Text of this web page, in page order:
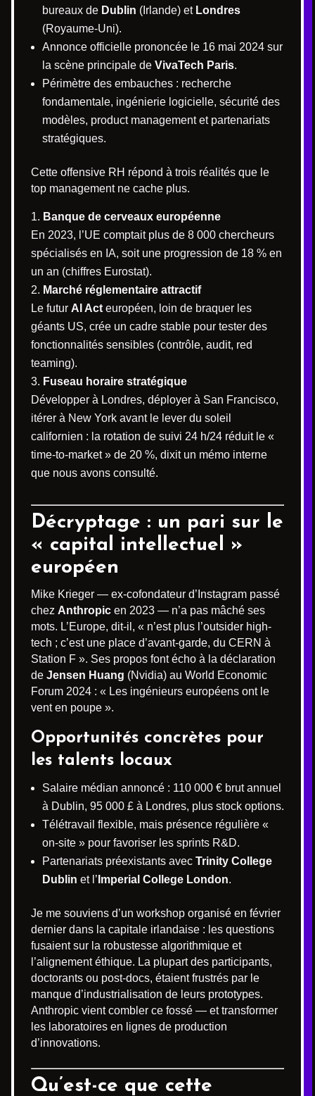
bureaux de Dublin (Irlande) et Londres
(Royaume-Uni).
Annonce officielle prononcée le 16 mai 2024 sur
la scène principale de VivaTech Paris.
Périmètre des embauches : recherche
fondamentale, ingénierie logicielle, sécurité des
modèles, product management et partenariats
stratégiques.
Cette offensive RH répond à trois réalités que le
top management ne cache plus.
Banque de cerveaux européenne
En 2023, l’UE comptait plus de 8 000 chercheurs
spécialisés en IA, soit une progression de 18 % en
un an (chiffres Eurostat).
Marché réglementaire attractif
Le futur AI Act européen, loin de braquer les
géants US, crée un cadre stable pour tester des
fonctionnalités sensibles (contrôle, audit, red
teaming).
Fuseau horaire stratégique
Développer à Londres, déployer à San Francisco,
itérer à New York avant le lever du soleil
californien : la rotation de suivi 24 h/24 réduit le «
time-to-market » de 20 %, dixit un mémo interne
que nous avons consulté.
Décryptage : un pari sur le
« capital intellectuel »
européen
Mike Krieger — ex-cofondateur d’Instagram passé
chez Anthropic en 2023 — n’a pas mâché ses
mots. L’Europe, dit-il, « n’est plus l’outsider high-
tech ; c’est une place d’avant-garde, du CERN à
Station F ». Ses propos font écho à la déclaration
de Jensen Huang (Nvidia) au World Economic
Forum 2024 : « Les ingénieurs européens ont le
vent en poupe ».
Opportunités concrètes pour
les talents locaux
Salaire médian annoncé : 110 000 € brut annuel
à Dublin, 95 000 £ à Londres, plus stock options.
Télétravail flexible, mais présence régulière «
on-site » pour favoriser les sprints R&D.
Partenariats préexistants avec Trinity College
Dublin et l’ Imperial College London.
Je me souviens d’un workshop organisé en février
dernier dans la capitale irlandaise : les questions
fusaient sur la robustesse algorithmique et
l’alignement éthique. La plupart des participants,
doctorants ou post-docs, étaient frustrés par le
manque d’industrialisation de leurs prototypes.
Anthropic vient combler ce fossé — et transformer
les laboratoires en lignes de production
d’innovations.
Qu’est-ce que cette